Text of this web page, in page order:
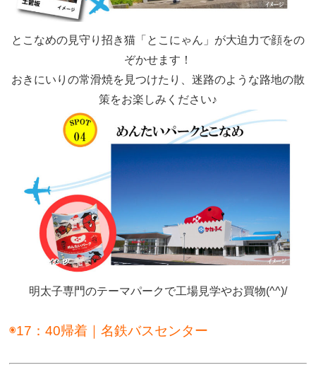
とこなめの見守り招き猫「とこにゃん」が大迫力で顔をの
ぞかせます！
おきにいりの常滑焼を見つけたり、迷路のような路地の散
策をお楽しみください♪
明太子専門のテーマパークで工場見学やお買物(^^)/
◉17：40帰着｜名鉄バスセンター